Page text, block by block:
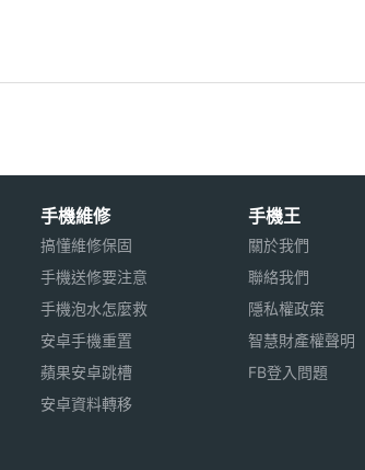
手機維修
搞懂維修保固
手機送修要注意
手機泡水怎麼救
安卓手機重置
蘋果安卓跳槽
安卓資料轉移
手機王
關於我們
聯絡我們
隱私權政策
智慧財產權聲明
FB登入問題